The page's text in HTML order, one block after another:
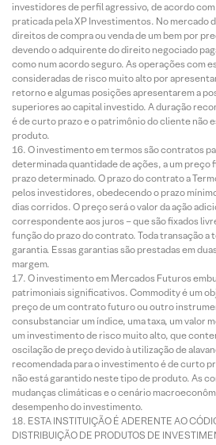
investidores de perfil agressivo, de acordo
praticada pela XP Investimentos. No mercado
direitos de compra ou venda de um bem por
devendo o adquirente do direito negociado
como num acordo seguro. As operações com
consideradas de risco muito alto por
retorno e algumas posições apresentarem a
superiores ao capital investido. A duração
é de curto prazo e o patrimônio do cliente não
produto.
O investimento em termos são contratos
determinada quantidade de ações, a um preço
prazo determinado. O prazo do contrato a
pelos investidores, obedecendo o prazo
dias corridos. O preço será o valor da ação
correspondente aos juros – que são fixados
função do prazo do contrato. Toda transação
garantia. Essas garantias são prestadas em
margem.
O investimento em Mercados Futuros
patrimoniais significativos. Commodity é um
preço de um contrato futuro ou outro
consubstanciar um índice, uma taxa, um valor
um investimento de risco muito alto, que
oscilação de preço devido à utilização de
recomendada para o investimento é de curto
não está garantido neste tipo de produto. As
mudanças climáticas e o cenário
desempenho do investimento.
ESTA INSTITUIÇÃO É ADERENTE AO
DISTRIBUIÇÃO DE PRODUTOS DE